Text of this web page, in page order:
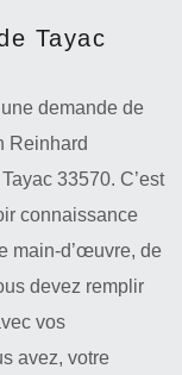
Tayac
demande de
Reinhard
33570. C’est
connaissance
main-d’œuvre, de
devez remplir
vos
avez, votre